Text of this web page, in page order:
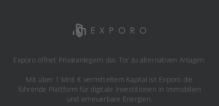
Exporo öffnet Privatanlegern das Tor zu alternativen Anlagen.
Mit über 1 Mrd. € vermitteltem Kapital ist Exporo die
führende Plattform für digitale Investitionen in Immobilien
und erneuerbare Energien.